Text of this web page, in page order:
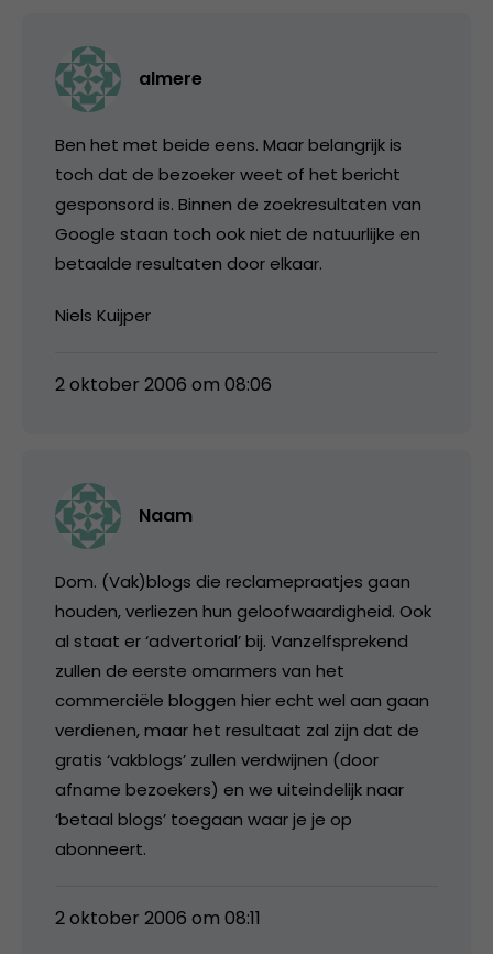
almere
Ben het met beide eens. Maar belangrijk is
toch dat de bezoeker weet of het bericht
gesponsord is. Binnen de zoekresultaten van
Google staan toch ook niet de natuurlijke en
betaalde resultaten door elkaar.
Niels Kuijper
2 oktober 2006 om 08:06
Naam
Dom. (Vak)blogs die reclamepraatjes gaan
houden, verliezen hun geloofwaardigheid. Ook
al staat er ‘advertorial’ bij. Vanzelfsprekend
zullen de eerste omarmers van het
commerciële bloggen hier echt wel aan gaan
verdienen, maar het resultaat zal zijn dat de
gratis ‘vakblogs’ zullen verdwijnen (door
afname bezoekers) en we uiteindelijk naar
‘betaal blogs’ toegaan waar je je op
abonneert.
2 oktober 2006 om 08:11